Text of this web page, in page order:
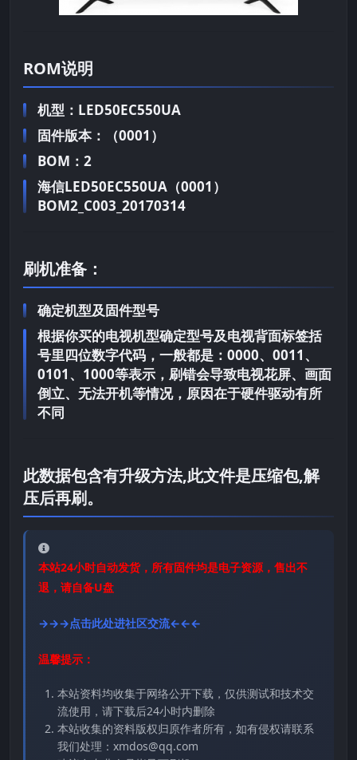
ROM说明
机型：LED50EC550UA
固件版本：（0001）
BOM：2
海信LED50EC550UA（0001）
BOM2_C003_20170314
刷机准备：
确定机型及固件型号
根据你买的电视机型确定型号及电视背面标签括
号里四位数字代码，一般都是：0000、0011、
0101、1000等表示，刷错会导致电视花屏、画面
倒立、无法开机等情况，原因在于硬件驱动有所
不同
此数据包含有升级方法,此文件是压缩包,解
压后再刷。
本站24小时自动发货，所有固件均是电子资源，售出不
退，请自备U盘
→→→点击此处进社区交流←←←
温馨提示：
本站资料均收集于网络公开下载，仅供测试和技术交
流使用，请下载后24小时内删除
本站收集的资料版权归原作者所有，如有侵权请联系
我们处理：xmdos@qq.com